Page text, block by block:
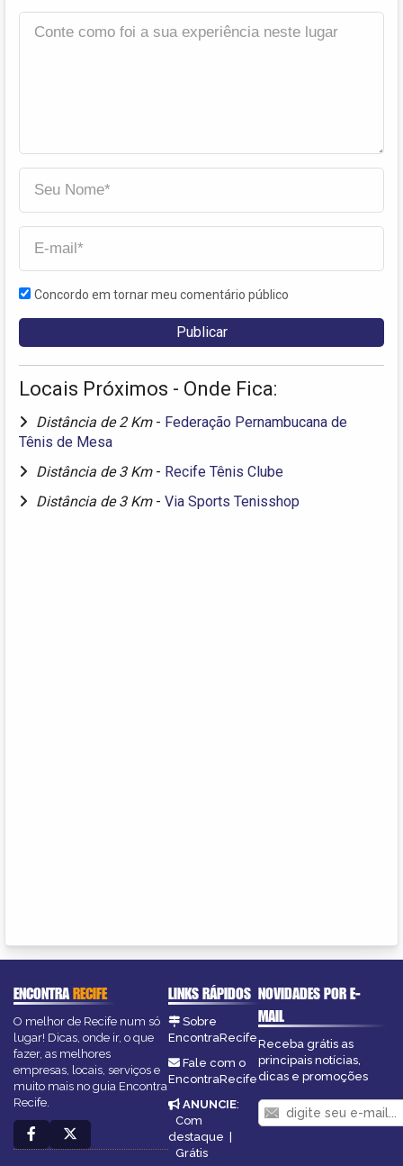
Concordo em tornar meu comentário público
Locais Próximos - Onde Fica:
Distância de 2 Km - Federação Pernambucana de
Tênis de Mesa
Distância de 3 Km - Recife Tênis Clube
Distância de 3 Km - Via Sports Tenisshop
ENCONTRARECIFE
O melhor de Recife num só
lugar! Dicas, onde ir, o que
fazer, as melhores
empresas, locais, serviços e
muito mais no guia Encontra
Recife.
LINKS RÁPIDOS
Sobre
EncontraRecife
Fale com o
EncontraRecife
ANUNCIE:
Com
destaque |
Grátis
NOVIDADES POR E-
MAIL
Receba grátis as
principais notícias,
dicas e promoções